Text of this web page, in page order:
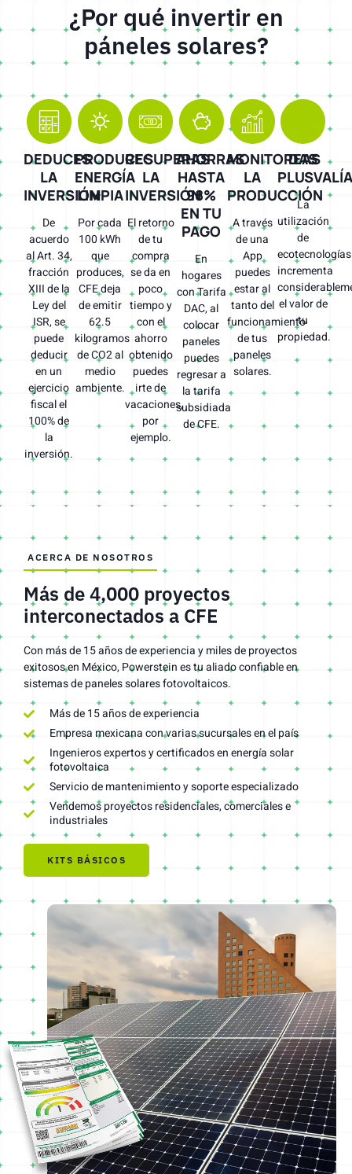
¿Por qué invertir en
páneles solares?
DEDUCES
LA
INVERSIÓN
De
acuerdo
al Art. 34,
fracción
XIII de la
Ley del
ISR, se
puede
deducir
en un
ejercicio
fiscal el
100% de
la
inversión.
PRODUCES
ENERGÍA
LIMPIA
Por cada
100 kWh
que
produces,
CFE deja
de emitir
62.5
kilogramos
de CO2 al
medio
ambiente.
RECUPERAS
LA
INVERSIÓN
El retorno
de tu
compra
se da en
poco
tiempo y
con el
ahorro
obtenido
puedes
irte de
vacaciones,
por
ejemplo.
AHORRAS
HASTA
98%
EN TU
PAGO
En
hogares
con Tarifa
DAC, al
colocar
paneles
puedes
regresar a
la tarifa
subsidiada
de CFE.
MONITOREAS
LA
PRODUCCIÓN
A través
de una
App
puedes
estar al
tanto del
funcionamiento
de tus
paneles
solares.
DAS
La
utilización
de
ecotecnologías
incrementa
el valor de
tu
propiedad.
ACERCA DE NOSOTROS
Más de 4,000 proyectos
interconectados a CFE
Con más de 15 años de experiencia y miles de proyectos
exitosos en México, Powerstein es tu aliado confiable en
sistemas de paneles solares fotovoltaicos.
Más de 15 años de experiencia
Empresa mexicana con varias sucursales en el país
Ingenieros expertos y certificados en energía solar
fotovoltaica
Servicio de mantenimiento y soporte especializado
Vendemos proyectos residenciales, comerciales e
industriales
KITS BÁSICOS